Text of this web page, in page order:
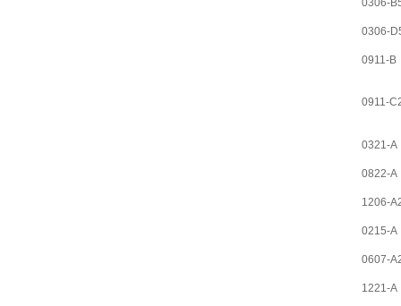
0306-
0306-
0911-B
0911-
0321-A
0822-A
1206-
0215-A
0607-
1221-A